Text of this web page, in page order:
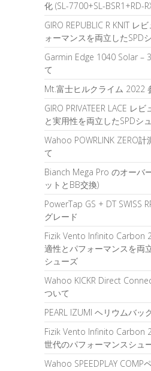
化 (SL-7700+SL-BSR1+RD-
GIRO REPUBLIC R KNIT レ
ォーマンスを両立したSPD
Garmin Edge 1040 Solar –
て
Mt.富士ヒルクライム 2022
GIRO PRIVATEER LACE レ
と実用性を両立したSPDシ
Wahoo POWRLINK ZERO
て
Bianch Mega Pro のオーバ
ットとBB交換)
PowerTap GS + DT SWISS
グレード
Fizik Vento Infinito Carbon
適性とパフォーマンスを両
シューズ
Wahoo KICKR Direct
ついて
PEARL IZUMI ヘリウムバッ
Fizik Vento Infinito Carbon
世代のパフォーマンスシュ
Wahoo SPEEDPLAY COMP